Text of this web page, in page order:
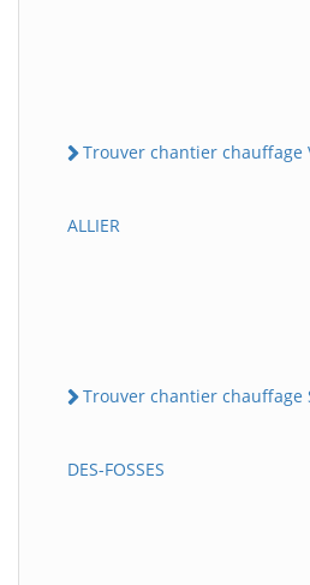
Trouver chantier chauffage
ALLIER
Trouver chantier chauffage
DES-FOSSES